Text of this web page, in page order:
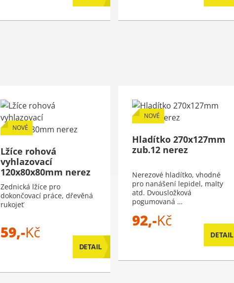
NOVÉ
Lžíce rohová
vyhlazovací
120x80x80mm nerez
Zednická lžíce pro
dokončovací práce, dřevěná
rukojeť
59,-Kč
DETAIL
NOVÉ
Hladítko 270x127mm
zub.12 nerez
Nerezové hladítko, vhodné
pro nanášení lepidel, malty
atd. Dvousložková
pogumovaná …
92,-Kč
DETAIL